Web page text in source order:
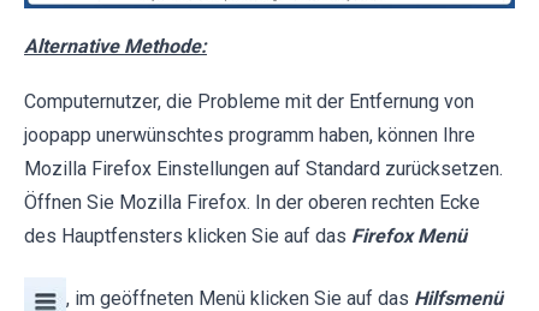
Alternative Methode:
Computernutzer, die Probleme mit der Entfernung von
joopapp unerwünschtes programm haben, können Ihre
Mozilla Firefox Einstellungen auf Standard zurücksetzen.
Öffnen Sie Mozilla Firefox. In der oberen rechten Ecke
des Hauptfensters klicken Sie auf das Firefox Menü
, im geöffneten Menü klicken Sie auf das Hilfsmenü